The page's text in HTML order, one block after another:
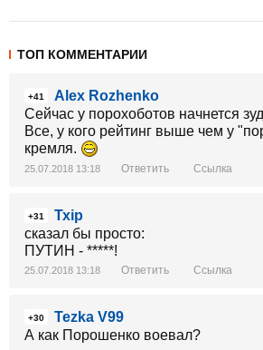
ТОП КОММЕНТАРИИ
+41
Alex Rozhenko
Сейчас у порохоботов начнется
Все, у кого рейтинг выше чем у
кремля.
25.07.2018 13:18 Ответить Ссылка
+31
Тхір
сказал бы просто:
ПУТИН - *****!
25.07.2018 13:18 Ответить Ссылка
+30
Tezka V99
А как Порошенко воевал?